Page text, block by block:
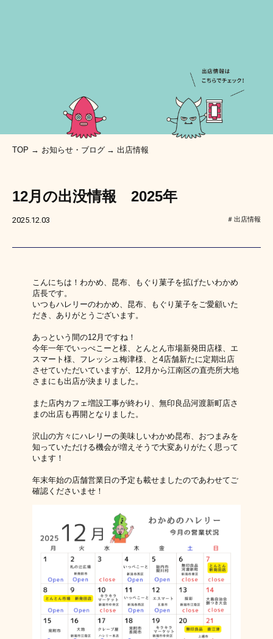
TOP お知らせ・ブログ 出店情報
12月の出没情報 2025年
出店情報
2025.12.03
こんにちは！わかめ、昆布、もぐり菓子を拡げたいわかめ
店長です。
いつもハレリーのわかめ、昆布、もぐり菓子をご愛顧いた
だき、ありがとうございます。
あっという間の12月ですね！
今年一年でいっぺこーと様、とんとん市場新発田店様、エ
スマート様、フレッシュ梅津様、と4店舗新たに定期出店
させていただいていますが、12月から江南区の直売所大地
さまにも出店が決まりました。
また店内カフェ増設工事が終わり、無印良品河渡新町店さ
まの出店も再開となりました。
沢山の方々にハレリーの美味しいわかめ昆布、おつまみを
知っていただける機会が増えそうで大変ありがたく思って
います！
年末年始の店舗営業日の予定も載せましたのであわせてご
確認くださいませ！